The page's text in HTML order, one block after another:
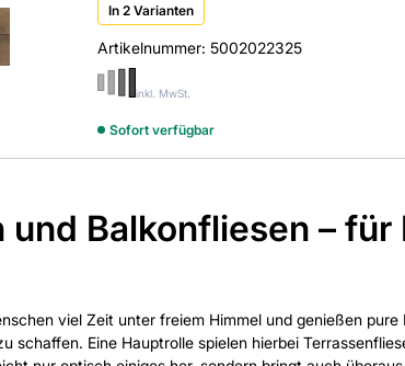
In 2 Varianten
Artikelnummer: 5002022325
inkl. MwSt.
Sofort verfügbar
Balkonfliesen –
viel Zeit unter freiem Himmel und genießen
schaffen. Eine Hauptrolle spielen hierbei